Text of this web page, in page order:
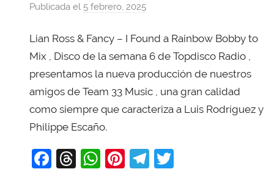
Publicada el 5 febrero, 2025
r
X
a
v
b
a
Lian Ross & Fancy – I Found a Rainbow Bobby to
Mix , Disco de la semana 6 de Topdisco Radio ,
presentamos la nueva producción de nuestros
amigos de Team 33 Music , una gran calidad
como siempre que caracteriza a Luis Rodríguez y
Philippe Escaño.
F
T
W Pi T